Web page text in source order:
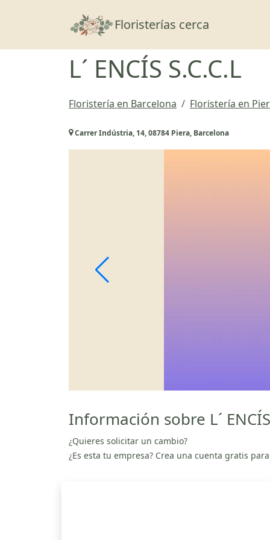
Floristerías cerca
L´ ENCÍS S.C.C.L
Floristería en Barcelona Floristería en
Carrer Indústria, 14, 08784 Piera, Barcelona
Información sobre L´ ENCÍS
¿Quieres solicitar un cambio?
¿Es esta tu empresa? Crea una cuenta gratis